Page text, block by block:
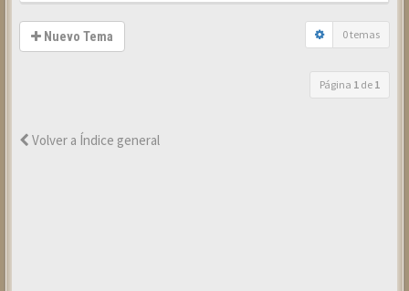
Nuevo Tema 0 temas
Página 1 de 1
Volver a Índice general